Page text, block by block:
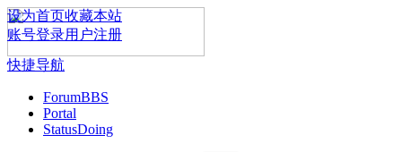
设为首页收藏本站
账号登录用户注册
快捷导航
ForumBBS
Portal
StatusDoing